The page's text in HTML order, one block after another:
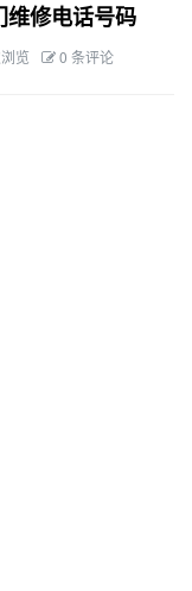
维修电话号码
览 0 条评论